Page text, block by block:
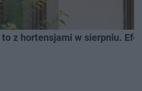
to z hortensjami w sierpniu.